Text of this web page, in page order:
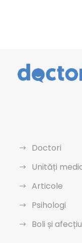
Doctori
Unități
Articole
Psihologi
Boli și